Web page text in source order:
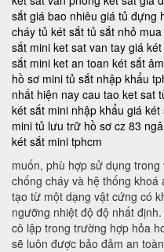
sắt giá bao nhiêu giá tủ đựng
cháy tủ két sắt tủ sắt nhỏ
sắt mini ket sat van tay giá
sắt mini ket an toan két sắt
hồ sơ mini tủ sắt nhập khẩu
nhất hiện nay cau tao ket sat
két sắt mini nhập khẩu giá két
mini tủ lưu trữ hồ sơ cz 83
két sắt mini tphcm
muốn, phù hợp sử dụng
chống cháy và hệ thống
tạo từ một dạng vật cứng có
ngưỡng nhiệt độ độ nhất
cô lập trong trường hợp hỏa
sẽ luôn được bảo đảm an